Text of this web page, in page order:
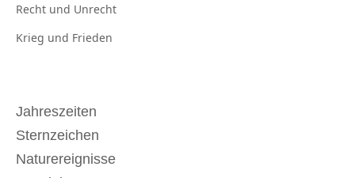
Recht und Unrecht
Krieg und Frieden
Jahreszeiten
Sternzeichen
Naturereignisse